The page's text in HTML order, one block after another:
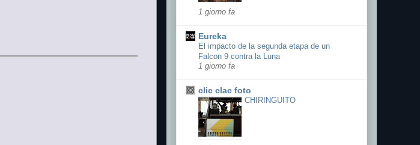
1 giorno fa
Eureka
El impacto de la segunda etapa de un
Falcon 9 contra la Luna
1 giorno fa
clic clac foto
CHIRINGUITO